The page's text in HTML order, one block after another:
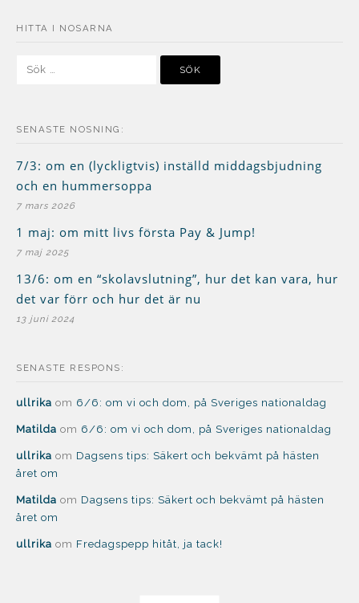
HITTA I NOSARNA
SENASTE NOSNING:
7/3: om en (lyckligtvis) inställd middagsbjudning
och en hummersoppa
7 mars 2026
1 maj: om mitt livs första Pay & Jump!
7 maj 2025
13/6: om en “skolavslutning”, hur det kan vara, hur
det var förr och hur det är nu
13 juni 2024
SENASTE RESPONS:
ullrika om 6/6: om vi och dom, på Sveriges nationaldag
Matilda om 6/6: om vi och dom, på Sveriges nationaldag
ullrika om Dagsens tips: Säkert och bekvämt på hästen
året om
Matilda om Dagsens tips: Säkert och bekvämt på hästen
året om
ullrika om Fredagspepp hitåt, ja tack!